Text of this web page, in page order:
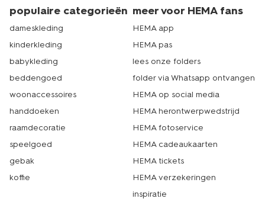
populaire categorieën
dameskleding
kinderkleding
babykleding
beddengoed
woonaccessoires
handdoeken
raamdecoratie
speelgoed
gebak
koffie
meer voor HEMA fans
HEMA app
HEMA pas
lees onze folders
folder via Whatsapp ontvangen
HEMA op social media
HEMA herontwerpwedstrijd
HEMA fotoservice
HEMA cadeaukaarten
HEMA tickets
HEMA verzekeringen
inspiratie